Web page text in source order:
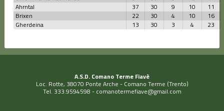
Ahrntal
37 30 9 10
11
Brixen
22 30 4 10
16
Gherdeina
13 30 3 4 23
A.S.D. Comano Terme Fiavè
Loc. Rotte, 38070 Ponte Arche - Comano Terme (Trento)
Tel. 333.9594598 - comanotermefiave@gmail.com